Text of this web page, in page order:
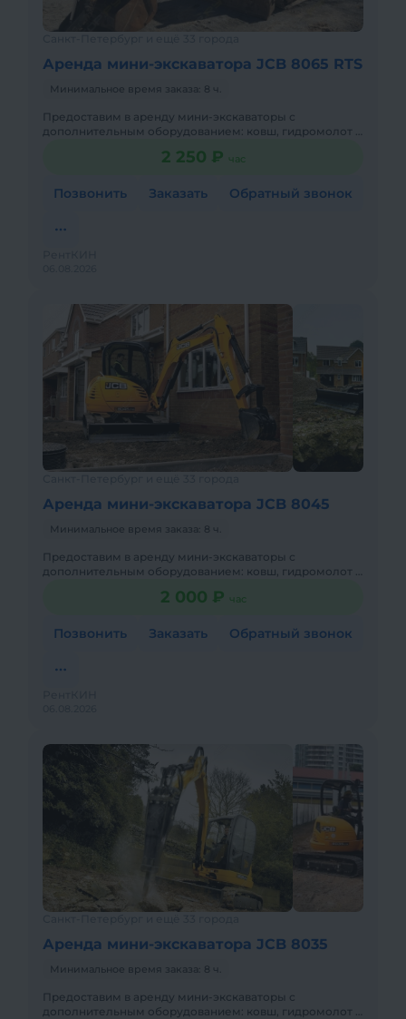
Аренда мини-экскаватора JCB 8065 RTS
Минимальное время заказа: 8 ч.
Предоставим в аренду мини-экскаваторы с
дополнительным оборудованием: ковш, гидромолот и
2 250 ₽ час
Позвонить Заказать Обратный звонок
Аренда мини-экскаватора JCB 8045
Минимальное время заказа: 8 ч.
Предоставим в аренду мини-экскаваторы с
дополнительным оборудованием: ковш, гидромолот и
доставка эвакуаторо2 000 ₽ час
Позвонить Заказать Обратный звонок
Аренда мини-экскаватора JCB 8035
Минимальное время заказа: 8 ч.
Предоставим в аренду мини-экскаваторы с
дополнительным оборудованием: ковш, гидромолот и